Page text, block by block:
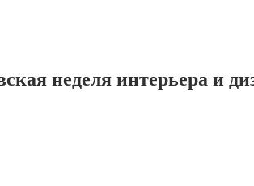
неделя интерьера и